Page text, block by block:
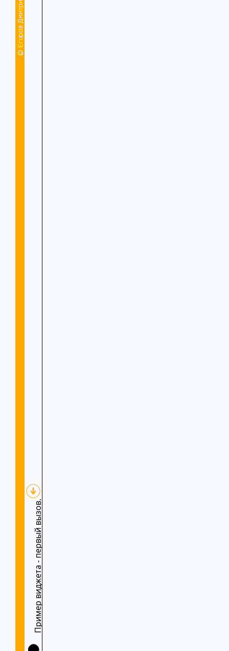
Пример виджета - первый вызов.